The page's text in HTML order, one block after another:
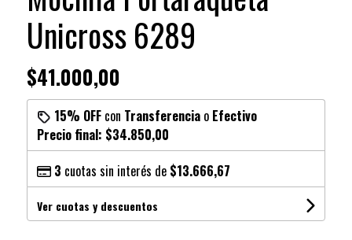
Unicross 6289
$41.000,00
15% OFFcon Transferenciao Efectivo
Precio final: $34.850,00
3 cuotas sin interés de $13.666,67
Ver cuotas y descuentos